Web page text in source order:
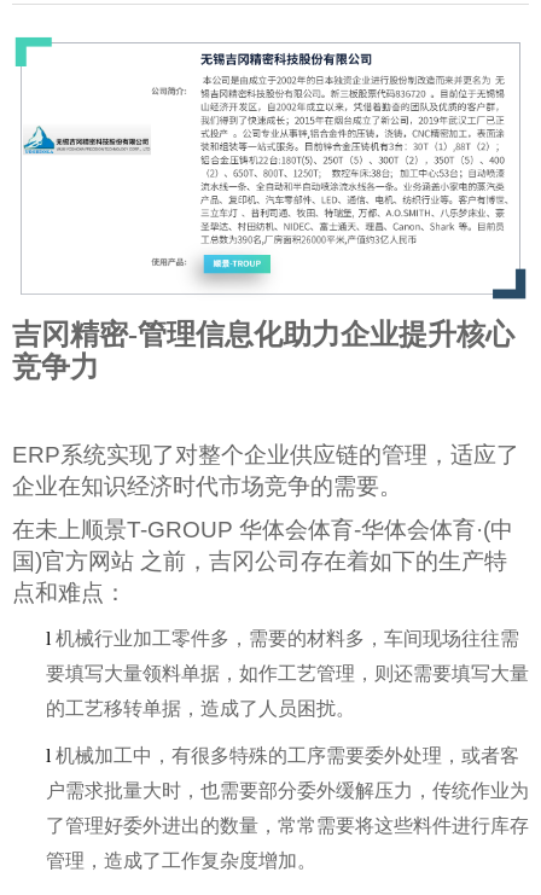
吉冈精密-管理信息化助力企业提升核心
竞争力
ERP系统实现了对整个企业供应链的管理，适应了
企业在知识经济时代市场竞争的需要。
在未上顺景T-GROUP 华体会体育-华体会体育·(中
国)官方网站 之前，吉冈公司存在着如下的生产特
点和难点：
l 机械行业加工零件多，需要的材料多，车间现场往往需
要填写大量领料单据，如作工艺管理，则还需要填写大量
的工艺移转单据，造成了人员困扰。
l 机械加工中，有很多特殊的工序需要委外处理，或者客
户需求批量大时，也需要部分委外缓解压力，传统作业为
了管理好委外进出的数量，常常需要将这些料件进行库存
管理，造成了工作复杂度增加。